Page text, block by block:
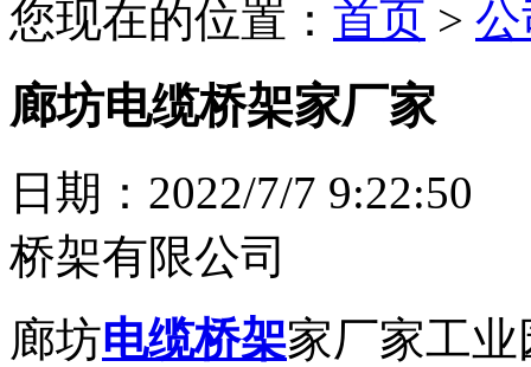
您现在的位置： 首页 >
廊坊电缆桥架家厂家
日期：2022/7/7
桥架有限公司
廊坊电缆桥架家厂家工